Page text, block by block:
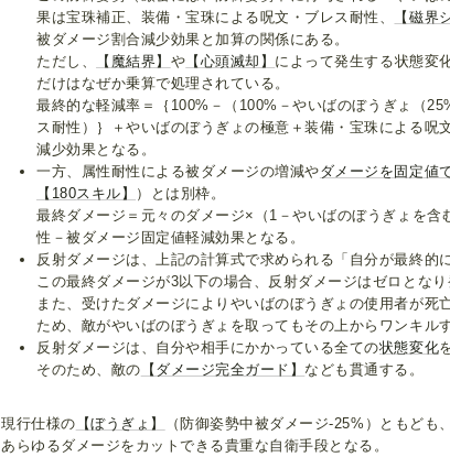
果は宝珠補正、装備・宝珠による呪文・ブレス耐性、
【磁界
被ダメージ割合減少効果と加算の関係にある。
ただし、
【魔結界】 や 【心頭滅却】 によって発生する状態変
だけはなぜか乗算で処理されている。
最終的な軽減率＝｛100%－（100%－やいばのぼうぎょ（
ス耐性）｝＋やいばのぼうぎょの極意＋装備・宝珠による呪
減少効果となる。
一方、属性耐性による被ダメージの増減やダメージを固定値
【180スキル】
）とは別枠。
最終ダメージ＝元々のダメージ×（1－やいばのぼうぎょを
性－被ダメージ固定値軽減効果となる。
反射ダメージは、上記の計算式で求められる「自分が最終的
この最終ダメージが3以下の場合、反射ダメージはゼロとなり
また、受けたダメージによりやいばのぼうぎょの使用者が死
ため、敵がやいばのぼうぎょを取ってもその上からワンキル
反射ダメージは、自分や相手にかかっている全ての状態変化
そのため、敵の 【ダメージ完全ガード】 なども貫通する。
現行仕様の 【ぼうぎょ】
（防御姿勢中被ダメージ-25%）ともど
あらゆるダメージをカットできる貴重な自衛手段となる。